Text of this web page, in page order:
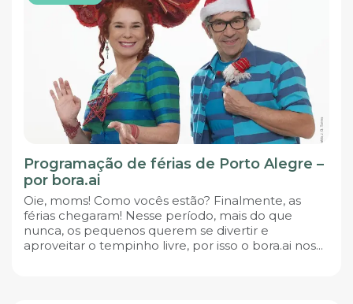
Programação de férias de Porto Alegre –
por bora.ai
Oie, moms! Como vocês estão? Finalmente, as
férias chegaram! Nesse período, mais do que
nunca, os pequenos querem se divertir e
aproveitar o tempinho livre, por isso o bora.ai nos...